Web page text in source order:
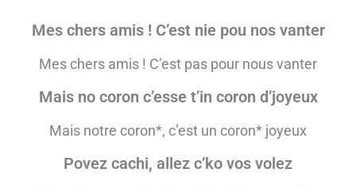
Mes chers amis ! C’est nie pou nos vanter
Mes chers amis ! C’est pas pour nous vanter
Mais no coron c’esse t’in coron d’joyeux
Mais notre coron*, c’est un coron* joyeux
Povez cachi, allez c’ko vos volez